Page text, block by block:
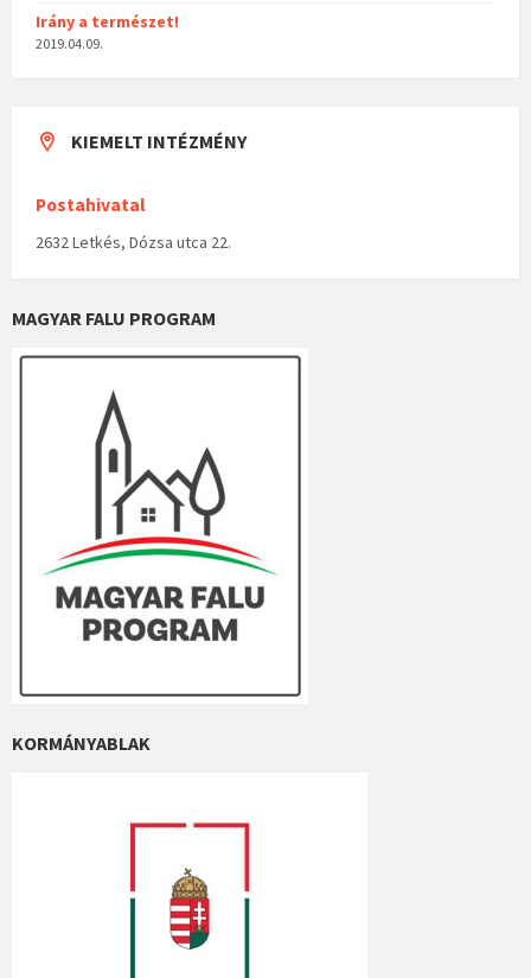
Irány a természet!
2019.04.09.
KIEMELT INTÉZMÉNY
Postahivatal
2632 Letkés, Dózsa utca 22.
MAGYAR FALU PROGRAM
KORMÁNYABLAK